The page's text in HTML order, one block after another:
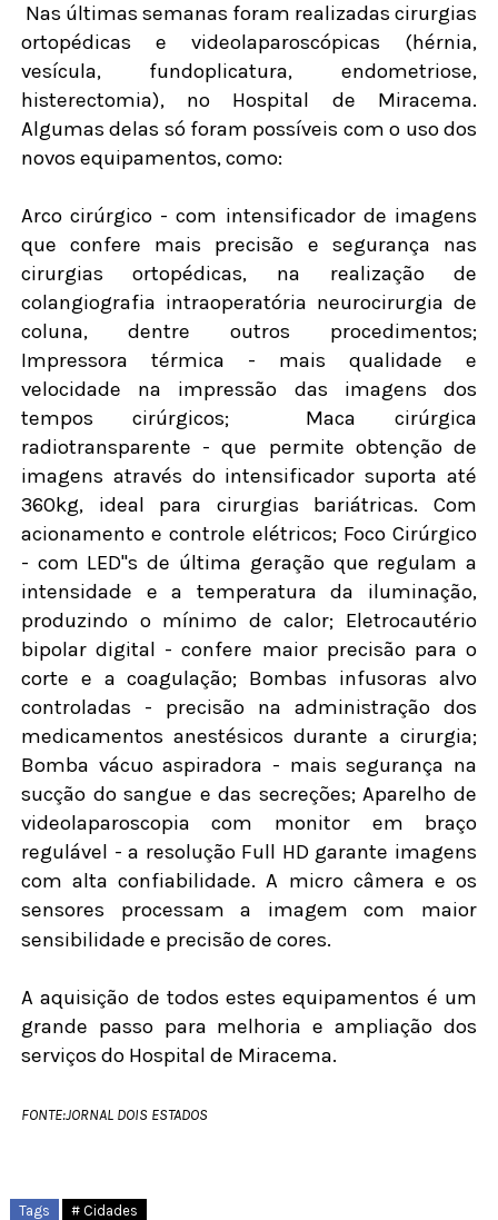
Nas últimas semanas foram realizadas cirurgias
ortopédicas e videolaparoscópicas (hérnia,
vesícula, fundoplicatura, endometriose,
histerectomia), no Hospital de Miracema.
Algumas delas só foram possíveis com o uso dos
novos equipamentos, como:
Arco cirúrgico - com intensificador de imagens
que confere mais precisão e segurança nas
cirurgias ortopédicas, na realização de
colangiografia intraoperatória neurocirurgia de
coluna, dentre outros procedimentos;
Impressora térmica - mais qualidade e
velocidade na impressão das imagens dos
tempos cirúrgicos;
Maca cirúrgica
radiotransparente - que permite obtenção de
imagens através do intensificador suporta até
360kg, ideal para cirurgias bariátricas. Com
acionamento e controle elétricos; Foco Cirúrgico
- com LED"s de última geração que regulam a
intensidade e a temperatura da iluminação,
produzindo o mínimo de calor; Eletrocautério
bipolar digital - confere maior precisão para o
corte e a coagulação; Bombas infusoras alvo
controladas - precisão na administração dos
medicamentos anestésicos durante a cirurgia;
Bomba vácuo aspiradora - mais segurança na
sucção do sangue e das secreções; Aparelho de
videolaparoscopia com monitor em braço
regulável - a resolução Full HD garante imagens
com alta confiabilidade. A micro câmera e os
sensores processam a imagem com maior
sensibilidade e precisão de cores.
A aquisição de todos estes equipamentos é um
grande passo para melhoria e ampliação dos
serviços do Hospital de Miracema.
FONTE:JORNAL DOIS ESTADOS
Tags # Cidades